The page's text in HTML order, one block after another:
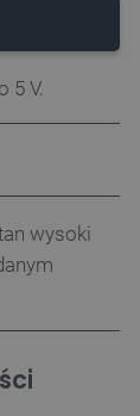
5 V.
wysoki